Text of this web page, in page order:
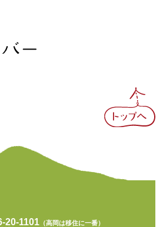
BACK TO TOP
20-1101（高岡は移住に一番）